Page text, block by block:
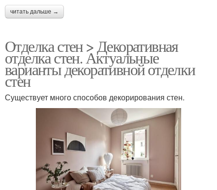
читать дальше →
Отделка стен > Декоративная
отделка стен. Актуальные
варианты декоративной отделки
стен
Существует много способов декорирования стен.